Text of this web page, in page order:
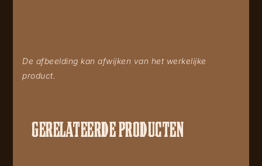
De afbeelding kan afwijken van het werkelijke
product.
GERELATEERDE PRODUCTEN